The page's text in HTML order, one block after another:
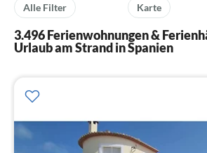
Karte
Alle Filter
3.496 Ferienwohnungen &
Urlaub am Strand in Spanien